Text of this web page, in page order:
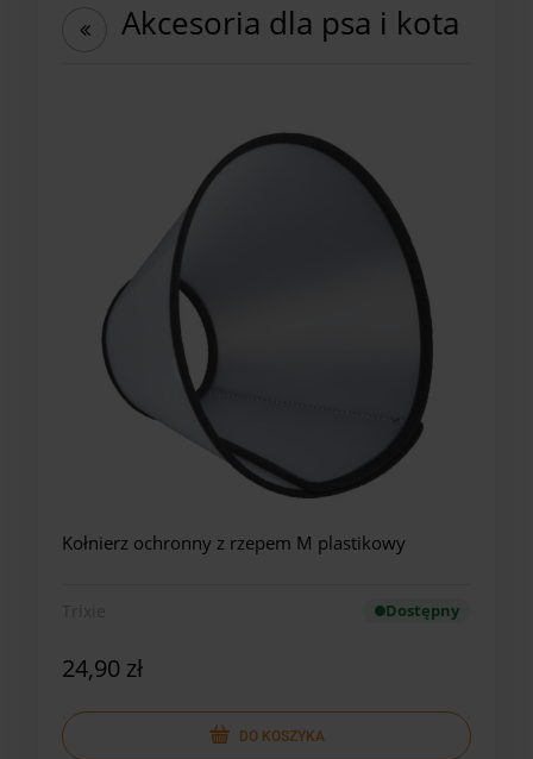
Akcesoria dla psa i kota
Kołnierz ochronny z rzepem M plastikowy
Dostępny
24,90 zł
DO KOSZYKA